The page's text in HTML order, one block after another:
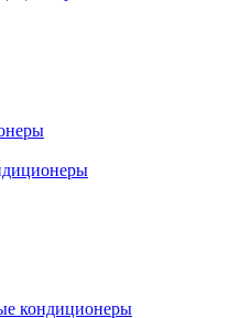
кондиционеры